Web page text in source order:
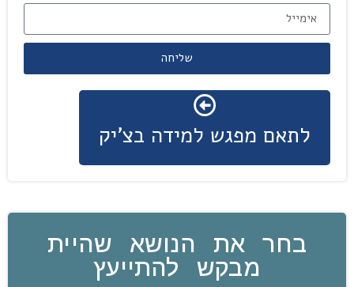
שליחה
לתאם מפגש למידה בצ'יק
בחר את הנושא שהיית
מבקש להתייעץ